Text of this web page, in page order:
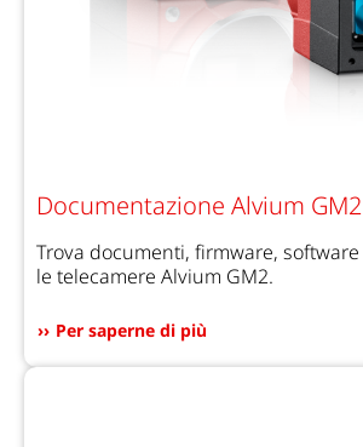
Documentazione Alvium GM2
Trova documenti, firmware, software
le telecamere Alvium GM2.
Per saperne di più